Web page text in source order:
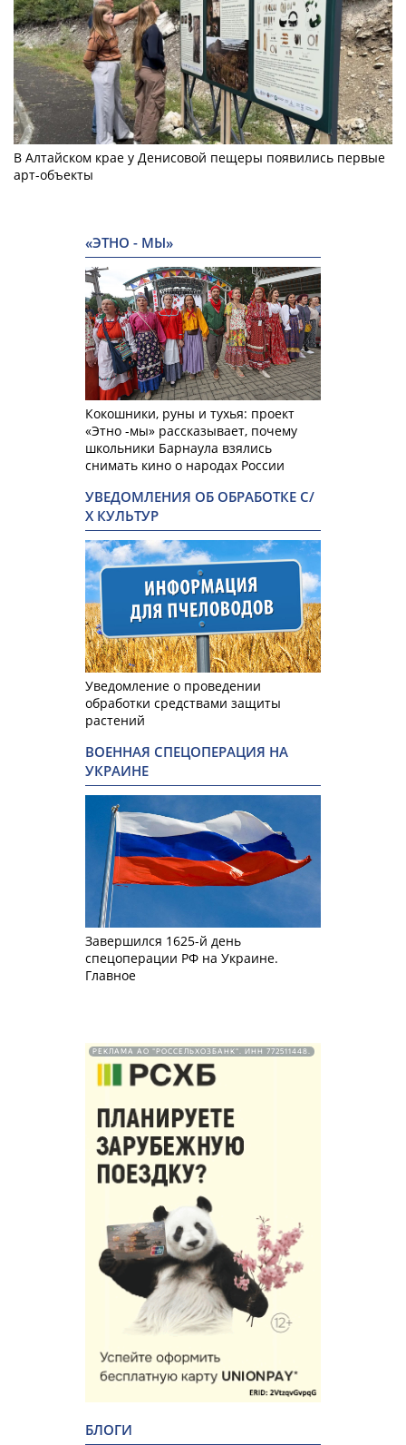
В Алтайском крае у Денисовой пещеры появились первые
арт-объекты
«ЭТНО - МЫ»
Кокошники, руны и тухья: проект
«Этно -мы» рассказывает, почему
школьники Барнаула взялись
снимать кино о народах России
УВЕДОМЛЕНИЯ ОБ ОБРАБОТКЕ С/
Х КУЛЬТУР
Уведомление о проведении
обработки средствами защиты
растений
ВОЕННАЯ СПЕЦОПЕРАЦИЯ НА
УКРАИНЕ
Завершился 1625-й день
спецоперации РФ на Украине.
Главное
РЕКЛАМА АО "РОССЕЛЬХОЗБАНК". ИНН 772511448.
БЛОГИ